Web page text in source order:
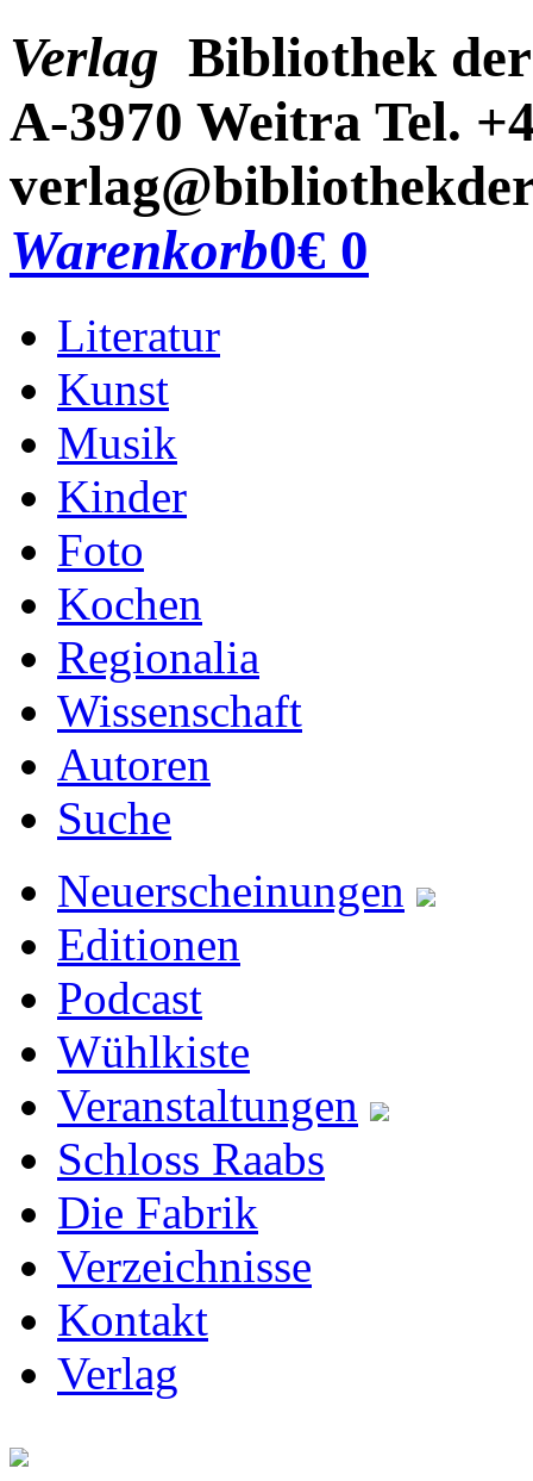
Verlag Bibliothek
A-3970 Weitra Tel.
Warenkorb0€ 0
Literatur
Kunst
Musik
Kinder
Foto
Kochen
Regionalia
Wissenschaft
Autoren
Suche
Neuerscheinungen
Editionen
Podcast
Wühlkiste
Veranstaltungen
Schloss Raabs
Die Fabrik
Verzeichnisse
Kontakt
Verlag